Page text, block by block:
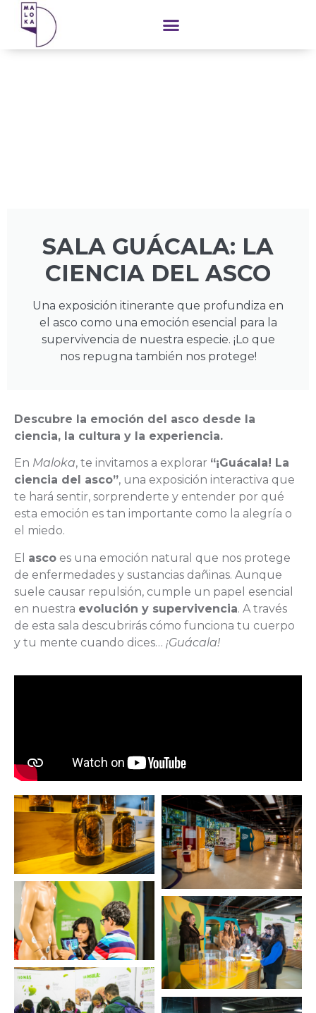
contenido
SALA GUÁCALA: LA
CIENCIA DEL ASCO
Una exposición itinerante que profundiza en
el asco como una emoción esencial para la
supervivencia de nuestra especie. ¡Lo que
nos repugna también nos protege!
Descubre la emoción del asco desde la
ciencia, la cultura y la experiencia.
En Maloka, te invitamos a explorar “¡Guácala! La
ciencia del asco”, una exposición interactiva que
te hará sentir, sorprenderte y entender por qué
esta emoción es tan importante como la alegría o
el miedo.
El asco es una emoción natural que nos protege
de enfermedades y sustancias dañinas. Aunque
suele causar repulsión, cumple un papel esencial
en nuestra evolución y supervivencia. A través
de esta sala descubrirás cómo funciona tu cuerpo
y tu mente cuando dices… ¡Guácala!